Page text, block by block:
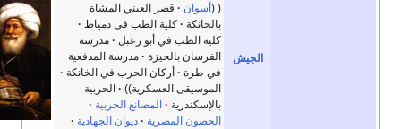
قصر العيني المشاة
كلية الطب في دمياط
كلية الطب في أبو زعبل
مدرسة
الفرسان بالجيزة
مدرسة المدفعية
أركان الحرب في الخانكة
الموسيقى العسكرية
الحربية
بالإسكندرية
المصانع الحربية
الحصون المصرية
ديوان الجهادية